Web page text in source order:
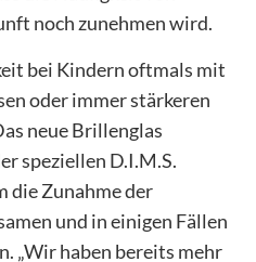
noch zunehmen wird.
bei Kindern oftmals mit
oder immer stärkeren
neue Brillenglas
speziellen D.I.M.S.
die Zunahme der
und in einigen Fällen
„Wir haben bereits mehr